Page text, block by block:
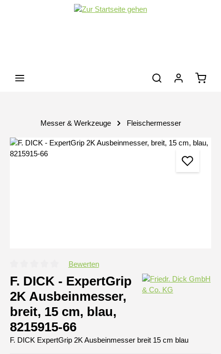
Zum Hauptinhalt springen
Messer & Werkzeuge Fleischermesser
Bildergalerie überspringen
Durchschnittliche Bewertung von 0 von 5 Sternen
Bewerten
F. DICK - ExpertGrip
2K Ausbeinmesser,
breit, 15 cm, blau,
8215915-66
F. DICK ExpertGrip 2K Ausbeinmesser breit 15 cm blau